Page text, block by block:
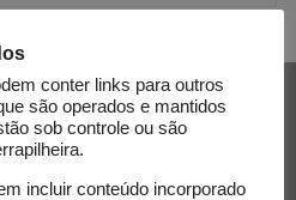
newsletter e
novidades do
conter links para outros
são operados e mantidos
sob controle ou são
incluir conteúdo incorporado